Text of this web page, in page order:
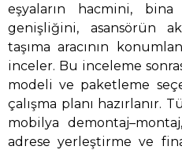
eşyaların hacmini, bina
genişliğini, asansörün
taşıma aracının
inceler. Bu inceleme
modeli ve paketleme
çalışma planı hazırlanır.
mobilya
adrese yerleştirme ve